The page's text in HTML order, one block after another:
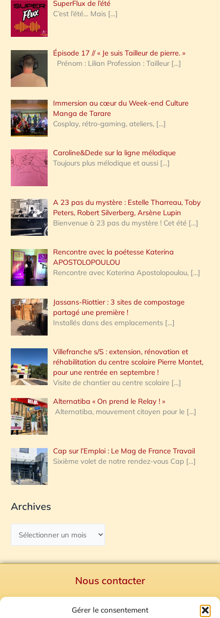
Gérer le consentement
e
r
c
h
e
:
SuperFlux de l’été
C’est l’été… Mais […]
Épisode 17 // « Je suis Tailleur de pierre. »
Prénom : Lilian Profession : Tailleur […]
Immersion au cœur du Week-end Culture
Manga de Tarare
Cosplay, rétro-gaming, ateliers, […]
Caroline&Dede sur la ligne mélodique
Toujours plus mélodique et aussi […]
A 23 pas du mystère : Estelle Tharreau, Toby
Peters, Robert Silverberg, Arsène Lupin
Bienvenue à 23 pas du mystère ! Cet été […]
Rencontre avec la poétesse Katerina
APOSTOLOPOULOU
Rencontre avec Katerina Apostolopoulou, […]
Jassans-Riottier : 3 sites de compostage
partagé une première !
Installés dans des emplacements […]
Villefranche s/S : extension, rénovation et
réhabilitation du centre scolaire Pierre Montet,
pour une rentrée en septembre !
Visite de chantier au centre scolaire […]
Alternatiba « On prend le Relay ! »
Alternatiba, mouvement citoyen pour le […]
Cap sur l’Emploi : Le Mag de France Travail
Sixième volet de notre rendez-vous Cap […]
Archives
Nous contacter